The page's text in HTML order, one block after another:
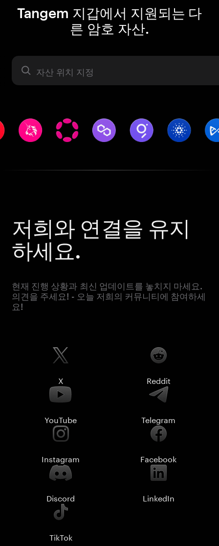
Tangem 지갑에서 지원되는 다
른 암호 자산.
자산 라벨
저희와 연결을 유지
하세요.
현재 진행 상황과 최신 업데이트를 놓치지 마세요.
의견을 주세요! - 오늘 저희의 커뮤니티에 참여하세
요!
X Reddit
YouTube Telegram
Instagram Facebook
Discord LinkedIn
TikTok